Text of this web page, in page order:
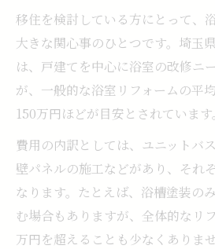
移住を検討している方にとって、
大きな関心事のひとつです。埼玉
は、戸建てを中心に浴室の改修ニ
が、一般的な浴室リフォームの平
150万円ほどが目安とされています。
費用の内訳としては、ユニットバ
壁パネルの施工などがあり、それ
なります。たとえば、浴槽塗装の
む場合もありますが、全体的なリ
万円を超えることも少なくありませ